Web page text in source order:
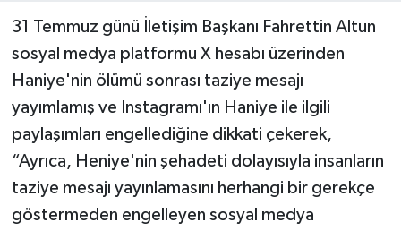
31 Temmuz günü İletişim Başkanı Fahrettin Altun
sosyal medya platformu X hesabı üzerinden
Haniye'nin ölümü sonrası taziye mesajı
yayımlamış ve Instagramı'ın Haniye ile ilgili
paylaşımları engellediğine dikkati çekerek,
“Ayrıca, Heniye'nin şehadeti dolayısıyla insanların
taziye mesajı yayınlamasını herhangi bir gerekçe
göstermeden engelleyen sosyal medya
Haberler
KANALV Spor
Kültür Sanat
Magazin
Öğle Bülteni